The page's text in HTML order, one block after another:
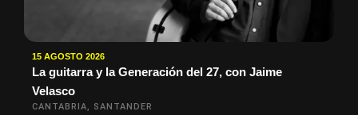
15 AGOSTO 2026
La guitarra y la Generación del 27, con Jaime
Velasco
CANTABRIA, SANTANDER